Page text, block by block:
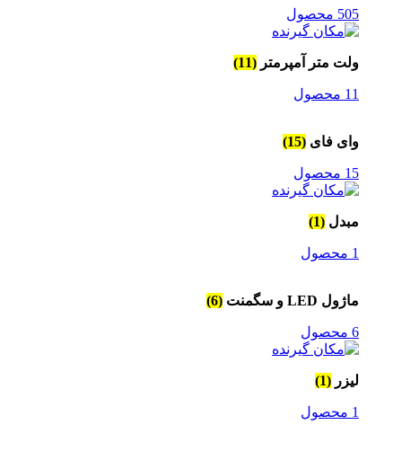
505 محصول
ولت متر آمپرمتر (11)
11 محصول
وای فای (15)
15 محصول
مبدل (1)
1 محصول
ماژول LED و سگمنت (6)
6 محصول
لیزر (1)
1 محصول